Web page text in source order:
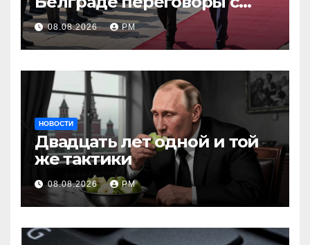
Вучичем
08.08.2026 РМ
НОВОСТИ
Двадцать лет одной и той
же тактики
08.08.2026 РМ